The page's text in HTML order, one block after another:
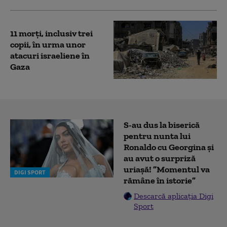
11 morți, inclusiv trei
copii, în urma unor
atacuri israeliene în
Gaza
DIGI SPORT
S-au dus la biserică
pentru nunta lui
Ronaldo cu Georgina și
au avut o surpriză
uriașă! ”Momentul va
rămâne în istorie”
Descarcă aplicația Digi
Sport